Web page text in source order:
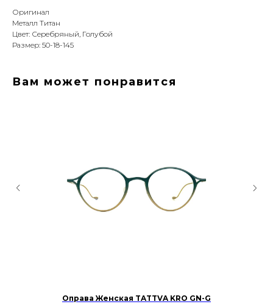
Оригинал
Металл Титан
Цвет: Серебряный, Голубой
Размер: 50-18-145
Вам может понравится
Оправа Женская TATTVA KRO GN-G